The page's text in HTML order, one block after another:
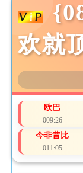
欢就
欧巴
009:26
今非昔比
011:05